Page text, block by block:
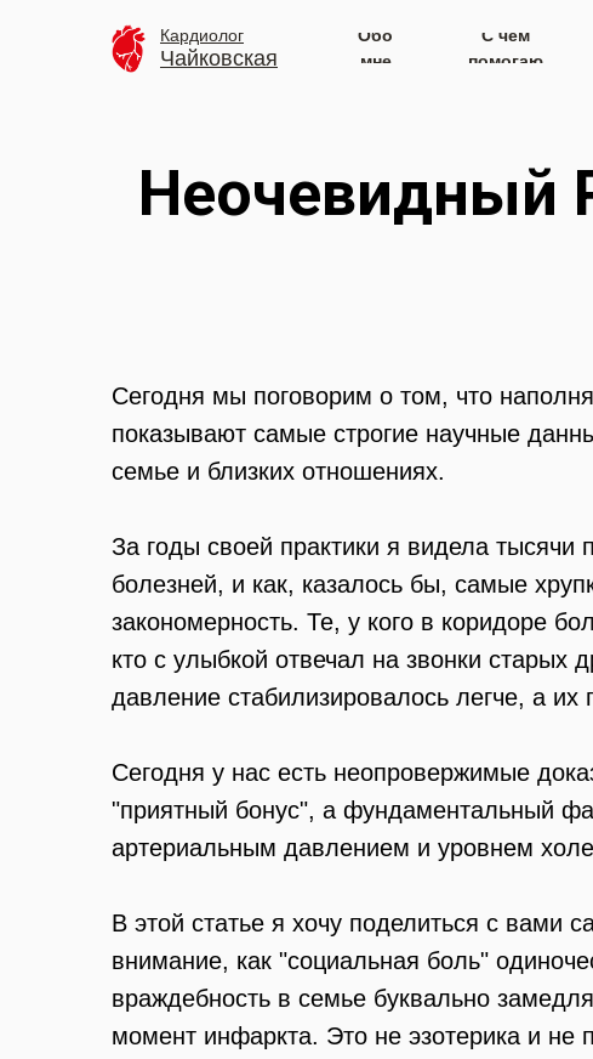
Кардиолог
Чайковская
Обо
мне
С чем
помогаю
Неочевидный
Сегодня мы поговорим о том, что
показывают самые строгие научные
семье и близких отношениях.
За годы своей практики я видела
болезней, и как, казалось бы, самые
закономерность. Те, у кого в коридоре
кто с улыбкой отвечал на звонки
давление стабилизировалось легче, а их
Сегодня у нас есть неопровержимые
"приятный бонус", а фундаментальный
артериальным давлением и уровнем
В этой статье я хочу поделиться с вами
внимание, как "социальная боль"
враждебность в семье буквально
момент инфаркта. Это не эзотерика и не